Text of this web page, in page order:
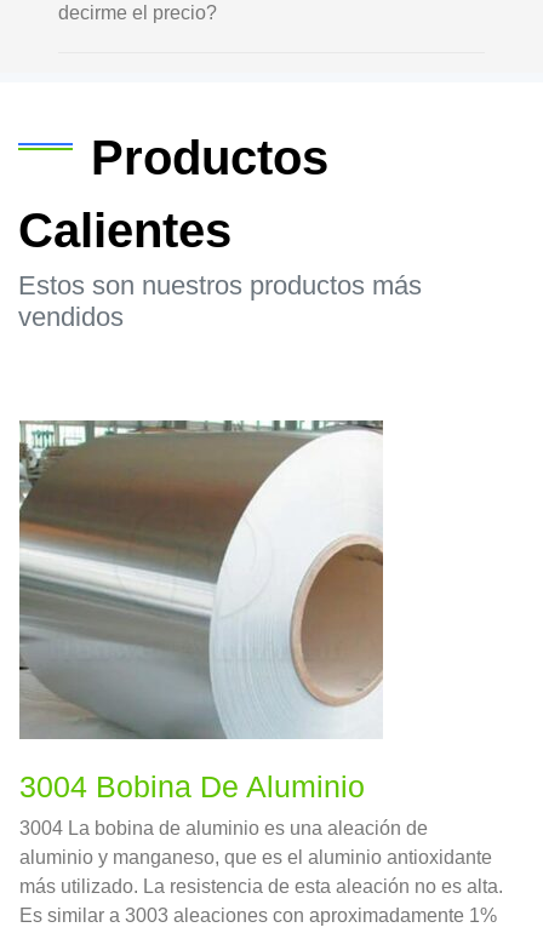
decirme el precio?
Productos
Calientes
Estos son nuestros productos más
vendidos
3004 Bobina De Aluminio
3004 La bobina de aluminio es una aleación de
aluminio y manganeso, que es el aluminio antioxidante
más utilizado. La resistencia de esta aleación no es alta.
Es similar a 3003 aleaciones con aproximadamente 1%